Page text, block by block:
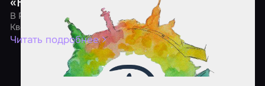
В России состоится шестая ежегодная акция «Ночь
Квестов»
Читать подробнее